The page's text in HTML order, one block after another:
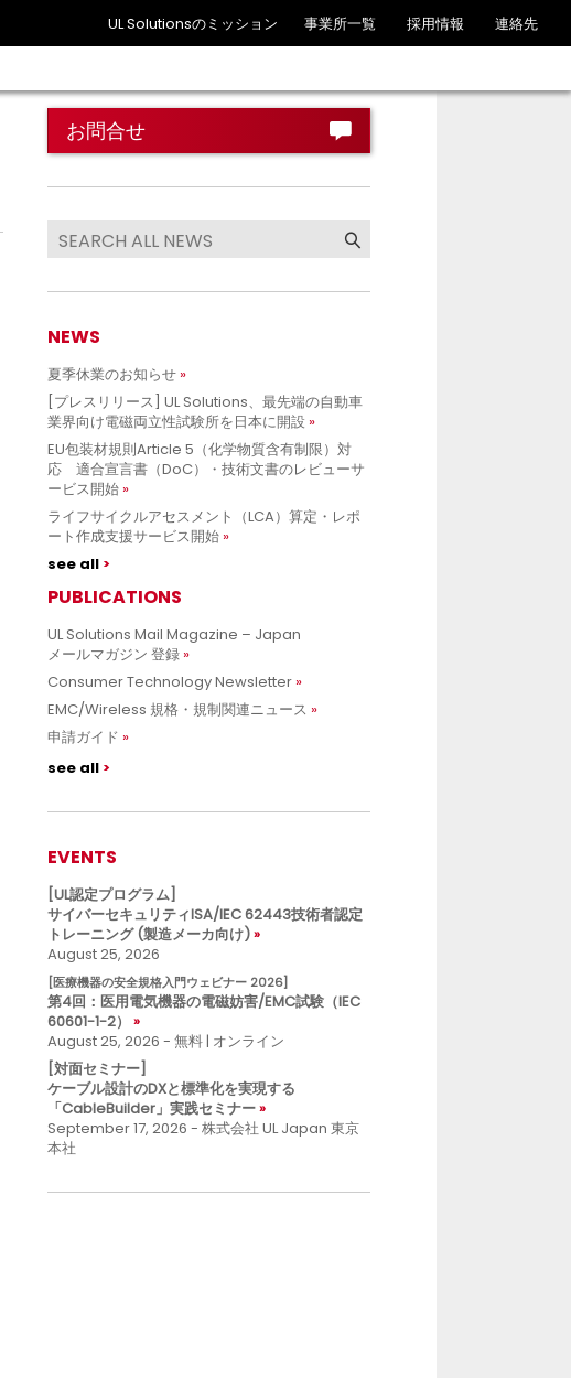
UL Solutionsのミッション 事業所一覧 採用情報 連絡先
お問合せ
NEWS
夏季休業のお知らせ
[プレスリリース] UL Solutions、最先端の自動車
業界向け電磁両立性試験所を日本に開設
EU包装材規則Article 5（化学物質含有制限）対
応 適合宣言書（DoC）・技術文書のレビューサ
ービス開始
ライフサイクルアセスメント（LCA）算定・レポ
ート作成支援サービス開始
see all
PUBLICATIONS
UL Solutions Mail Magazine – Japan
メールマガジン 登録
Consumer Technology Newsletter
EMC/Wireless 規格・規制関連ニュース
申請ガイド
see all
EVENTS
[UL認定プログラム]
サイバーセキュリティISA/IEC 62443技術者認定
トレーニング (製造メーカ向け)
August 25, 2026
[医療機器の安全規格入門ウェビナー 2026]
第4回：医用電気機器の電磁妨害/EMC試験（IEC
60601-1-2）
August 25, 2026 - 無料 | オンライン
[対面セミナー]
ケーブル設計のDXと標準化を実現する
「CableBuilder」実践セミナー
September 17, 2026 - 株式会社 UL Japan 東京
本社